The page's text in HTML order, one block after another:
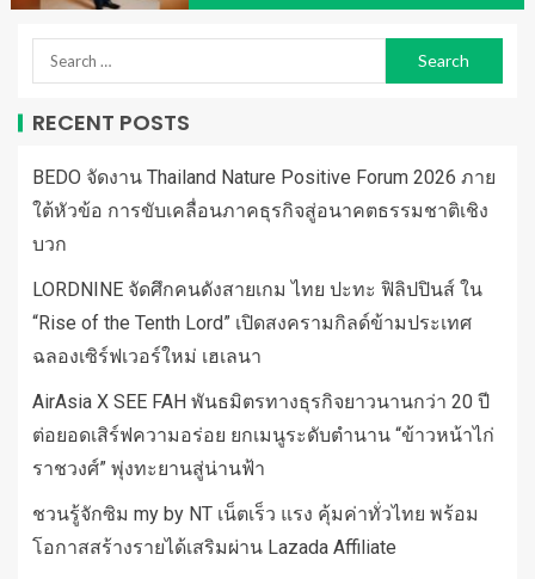
RECENT POSTS
BEDO จัดงาน Thailand Nature Positive Forum 2026 ภาย
ใต้หัวข้อ การขับเคลื่อนภาคธุรกิจสู่อนาคตธรรมชาติเชิง
บวก
LORDNINE จัดศึกคนดังสายเกม ไทย ปะทะ ฟิลิปปินส์ ใน
“Rise of the Tenth Lord” เปิดสงครามกิลด์ข้ามประเทศ
ฉลองเซิร์ฟเวอร์ใหม่ เฮเลนา
AirAsia X SEE FAH พันธมิตรทางธุรกิจยาวนานกว่า 20 ปี
ต่อยอดเสิร์ฟความอร่อย ยกเมนูระดับตำนาน “ข้าวหน้าไก่
ราชวงศ์” พุ่งทะยานสู่น่านฟ้า
ชวนรู้จักซิม my by NT เน็ตเร็ว แรง คุ้มค่าทั่วไทย พร้อม
โอกาสสร้างรายได้เสริมผ่าน Lazada Affiliate